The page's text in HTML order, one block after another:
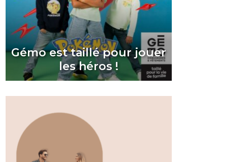
Gémo est taillé pour jouer
les héros !